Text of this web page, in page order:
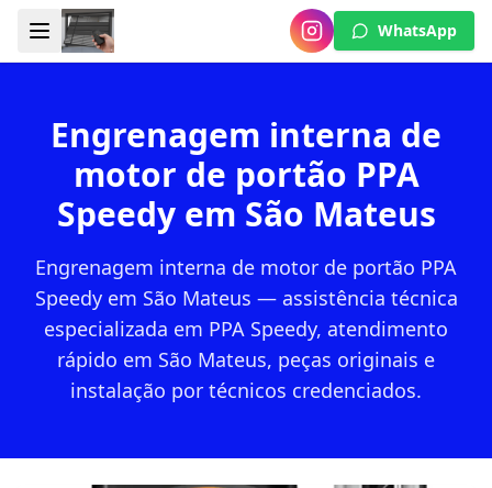
WhatsApp
Engrenagem interna de
motor de portão PPA
Speedy em São Mateus
Engrenagem interna de motor de portão PPA
Speedy em São Mateus — assistência técnica
especializada em PPA Speedy, atendimento
rápido em São Mateus, peças originais e
instalação por técnicos credenciados.